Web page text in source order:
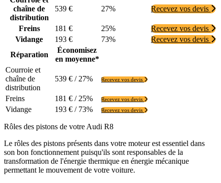
chaîne de
distribution
539 € 27% Recevez vos devis
Freins 181 € 25%
Recevez vos devis
Vidange
193 € 73%
Recevez vos devis
Réparation
Économisez
en moyenne*
Courroie et
chaîne de
distribution
539 € / 27% Recevez vos devis
Freins 181 € / 25% Recevez vos devis
Vidange 193 € / 73% Recevez vos devis
Rôles des pistons de votre Audi R8
Le rôles des pistons présents dans votre moteur est essentiel dans
son bon fonctionnement puisqu'ils sont responsables de la
transformation de l'énergie thermique en énergie mécanique
permettant le mouvement de votre voiture.